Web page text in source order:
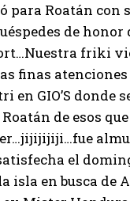
para Roatán con
de honor
friki
finas atenciones
en GIO’S donde
de esos
el
isla en busca de